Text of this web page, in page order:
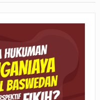
UANG?
JIKA SEBAB